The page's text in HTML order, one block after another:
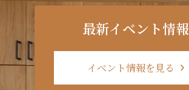
最新イベント情報
イベント情報を見る